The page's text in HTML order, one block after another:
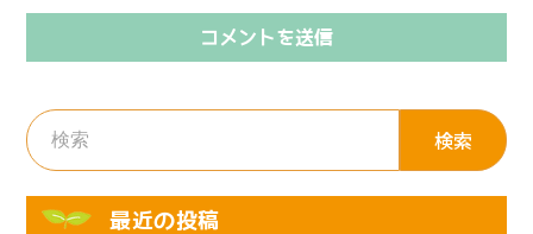
検
索:
最近の投稿